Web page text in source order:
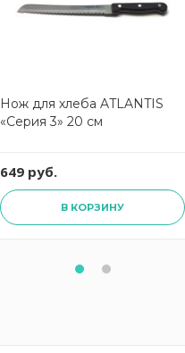
Нож для хлеба ATLANTIS
«Серия 3» 20 см
649 руб.
В КОРЗИНУ